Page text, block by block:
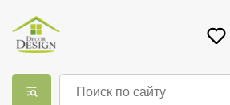
Комплектующие для натяжных потолков
Обучающие материалы для дилеров натяжных